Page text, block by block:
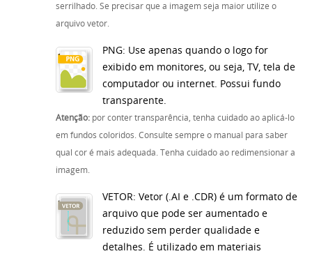
serrilhado. Se precisar que a imagem seja maior utilize o
arquivo vetor.
PNG: Use apenas quando o logo for
exibido em monitores, ou seja, TV, tela de
computador ou internet. Possui fundo
transparente.
Atenção: por conter transparência, tenha cuidado ao aplicá-lo
em fundos coloridos. Consulte sempre o manual para saber
qual cor é mais adequada. Tenha cuidado ao redimensionar a
imagem.
VETOR: Vetor (.AI e .CDR) é um formato de
arquivo que pode ser aumentado e
reduzido sem perder qualidade e
detalhes. É utilizado em materiais